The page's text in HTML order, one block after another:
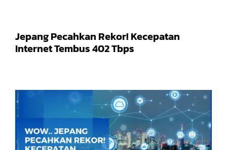
Jepang Pecahkan Rekor! Kecepatan
Internet Tembus 402 Tbps